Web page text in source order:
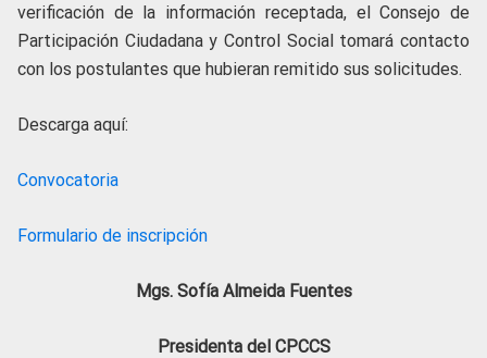
verificación de la información receptada, el Consejo de
Participación Ciudadana y Control Social tomará contacto
con los postulantes que hubieran remitido sus solicitudes.
Descarga aquí:
Convocatoria
Formulario de inscripción
Mgs. Sofía Almeida Fuentes
Presidenta del CPCCS